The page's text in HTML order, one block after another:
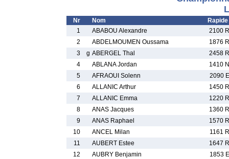
Nr Nom
Rapide
1
ABABOU Alexandre
2100 R
2
ABDELMOUMEN Oussama
1876 R
3
g ABERGEL Thal
2458 R
4
ABLANA Jordan
1410 N
5
AFRAOUI Solenn
2090 E
6
ALLANIC Arthur
1450 R
7
ALLANIC Emma
1220 R
8
ANAS Jacques
1360 R
9
ANAS Raphael
1570 R
10
ANCEL Milan
1161 R
11
AUBERT Estee
1647 R
12
AUBRY Benjamin
1853 E